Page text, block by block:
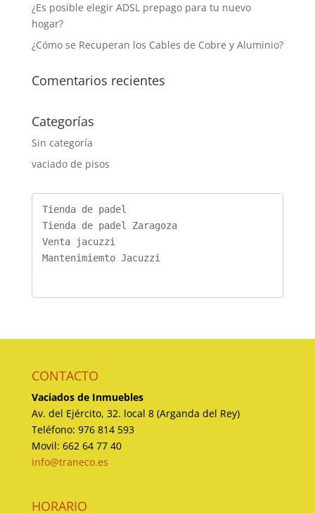
¿Es posible elegir ADSL prepago para tu nuevo
hogar?
¿Cómo se Recuperan los Cables de Cobre y Aluminio?
Comentarios recientes
Categorías
Sin categoría
vaciado de pisos
Tienda de padel
Tienda de padel Zaragoza
Venta jacuzzi
Mantenimiemto Jacuzzi
CONTACTO
Vaciados de Inmuebles
Av. del Ejército, 32. local 8 (Arganda del Rey)
Teléfono: 976 814 593
Movil: 662 64 77 40
info@traneco.es
HORARIO